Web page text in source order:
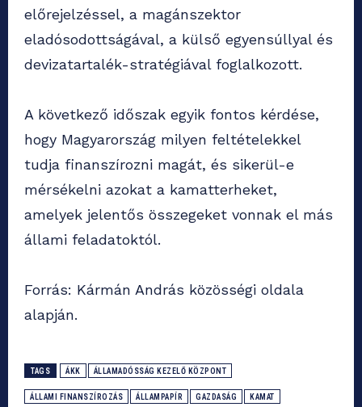
előrejelzéssel, a magánszektor
eladósodottságával, a külső egyensúllyal és
devizatartalék-stratégiával foglalkozott.
A következő időszak egyik fontos kérdése,
hogy Magyarország milyen feltételekkel
tudja finanszírozni magát, és sikerül-e
mérsékelni azokat a kamatterheket,
amelyek jelentős összegeket vonnak el más
állami feladatoktól.
Forrás: Kármán András közösségi oldala
alapján.
TAGS ÁKK ÁLLAMADÓSSÁG KEZELŐ KÖZPONT
ÁLLAMI FINANSZÍROZÁS ÁLLAMPAPÍR GAZDASÁG KAMAT